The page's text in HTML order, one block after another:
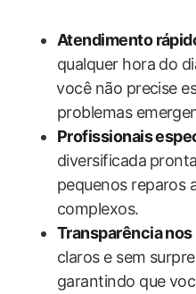
Atendimento
qualquer ‌hora do
⁢você não precise
problemas
Profissionais
diversificada⁤
pequenos reparos
complexos.
Transparência
claros e sem
garantindo que